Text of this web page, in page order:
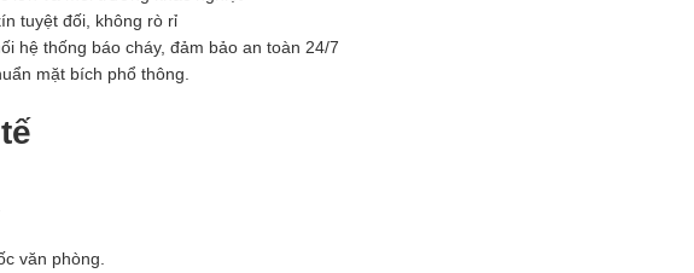
tuyệt đối, không rò rỉ
hệ thống báo cháy, đảm bảo an toàn 24/7
mặt bích phổ thông.
văn phòng.